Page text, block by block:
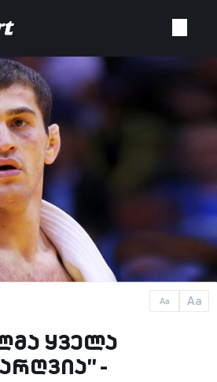
Aa Aa
ყველა
-